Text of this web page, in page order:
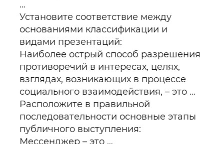
…
Установите соответствие между
основаниями классификации и
видами презентаций:
Наиболее острый способ разрешения
противоречий в интересах, целях,
взглядах, возникающих в процессе
социального взаимодействия, – это …
Расположите в правильной
последовательности основные этапы
публичного выступления:
Мессенджер – это …